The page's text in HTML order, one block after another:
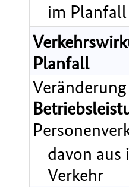
im Planfall
Planfall
davon
Verkehr